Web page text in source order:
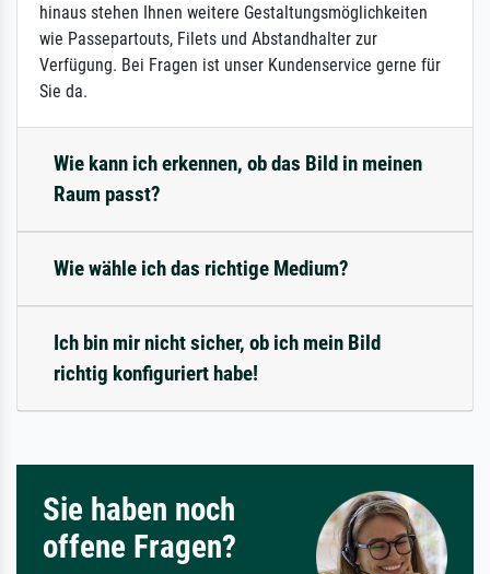
hinaus stehen Ihnen weitere Gestaltungsmöglichkeiten
wie Passepartouts, Filets und Abstandhalter zur
Verfügung. Bei Fragen ist unser Kundenservice gerne für
Sie da.
Wie kann ich erkennen, ob das Bild in meinen
Raum passt?
Wie wähle ich das richtige Medium?
Ich bin mir nicht sicher, ob ich mein Bild
richtig konfiguriert habe!
Sie haben noch
offene Fragen?